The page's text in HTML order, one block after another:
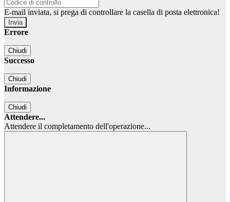
E-mail inviata, si prega di controllare la casella di posta elettronica!
Errore
Chiudi
Successo
Chiudi
Informazione
Chiudi
Attendere...
Attendere il completamento dell'operazione...